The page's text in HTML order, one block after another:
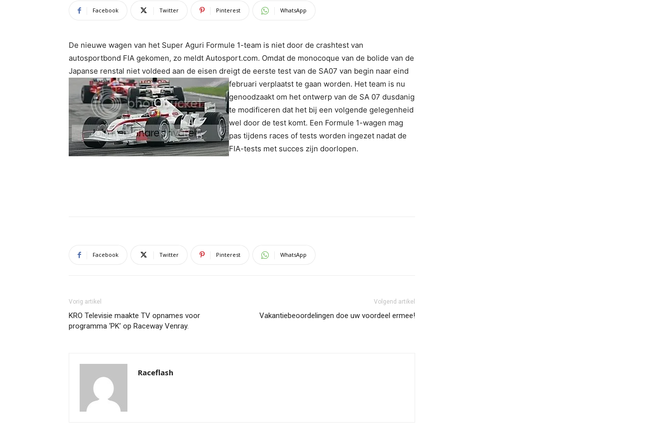
Facebook Twitter Pinterest WhatsApp
De nieuwe wagen van het Super Aguri Formule 1-team is niet door de crashtest van
autosportbond FIA gekomen, zo meldt Autosport.com. Omdat de monocoque van de bolide van de
Japanse renstal niet voldeed aan de eisen dreigt de eerste test van de SA07 van begin naar eind
februari verplaatst te gaan worden. Het team is nu
genoodzaakt om het ontwerp van de SA 07 dusdanig
te modificeren dat het bij een volgende gelegenheid
wel door de test komt. Een Formule 1-wagen mag
pas tijdens races of tests worden ingezet nadat de
FIA-tests met succes zijn doorlopen.
Facebook Twitter Pinterest WhatsApp
Vorig artikel
KRO Televisie maakte TV opnames voor
programma ‘PK’ op Raceway Venray.
Volgend artikel
Vakantiebeoordelingen doe uw voordeel ermee!
Raceflash